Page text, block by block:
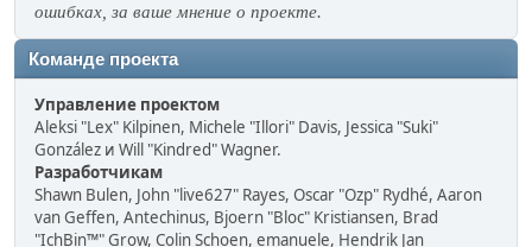
ошибках, за ваше мнение о проекте.
Команде проекта
Управление проектом
Aleksi "Lex" Kilpinen, Michele "Illori" Davis, Jessica "Suki"
González и Will "Kindred" Wagner.
Разработчикам
Shawn Bulen, John "live627" Rayes, Oscar "Ozp" Rydhé, Aaron
van Geffen, Antechinus, Bjoern "Bloc" Kristiansen, Brad
"IchBin™" Grow, Colin Schoen, emanuele, Hendrik Jan